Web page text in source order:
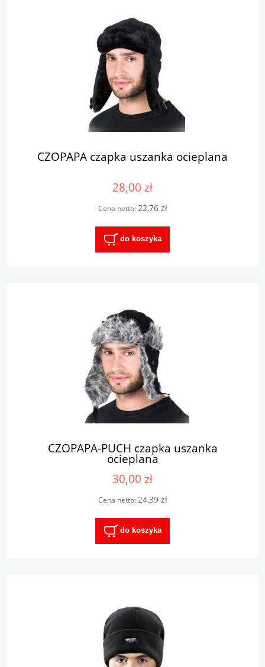
CZOPAPA czapka uszanka ocieplana
28,00 zł
Cena netto:22,76 zł
do koszyka
CZOPAPA-PUCH czapka uszanka
ocieplana
30,00 zł
Cena netto:24,39 zł
do koszyka